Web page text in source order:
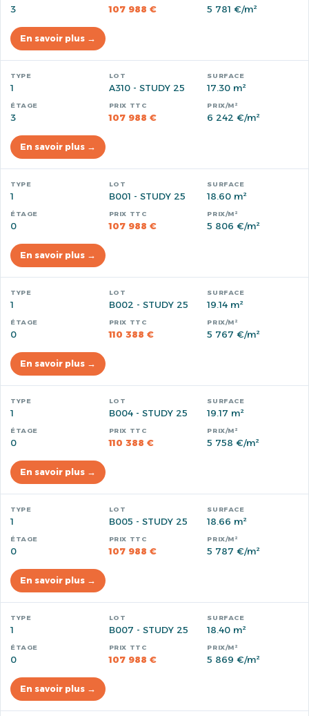
3 107 988 € 5 781 €/m²
En savoir plus →
1 A310 - STUDY 25 17.30 m²
3 107 988 € 6 242 €/m²
En savoir plus →
1 B001 - STUDY 25 18.60 m²
0 107 988 € 5 806 €/m²
En savoir plus →
1 B002 - STUDY 25 19.14 m²
0 110 388 € 5 767 €/m²
En savoir plus →
1 B004 - STUDY 25 19.17 m²
0 110 388 € 5 758 €/m²
En savoir plus →
1 B005 - STUDY 25 18.66 m²
0 107 988 € 5 787 €/m²
En savoir plus →
1 B007 - STUDY 25 18.40 m²
0 107 988 € 5 869 €/m²
En savoir plus →